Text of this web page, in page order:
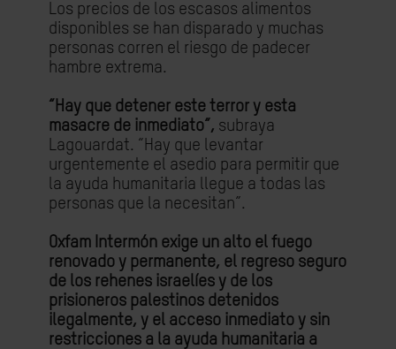
Los precios de los escasos alimentos
disponibles se han disparado y muchas
personas corren el riesgo de padecer
hambre extrema.
“Hay que detener este terror y esta
masacre de inmediato”, subraya
Lagouardat. “Hay que levantar
urgentemente el asedio para permitir que
la ayuda humanitaria llegue a todas las
personas que la necesitan”.
Oxfam Intermón exige un alto el fuego
renovado y permanente, el regreso seguro
de los rehenes israelíes y de los
prisioneros palestinos detenidos
ilegalmente, y el acceso inmediato y sin
restricciones a la ayuda humanitaria a